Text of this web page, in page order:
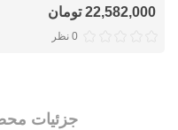
22,582,000 تومان
0 نظر
جزئیات